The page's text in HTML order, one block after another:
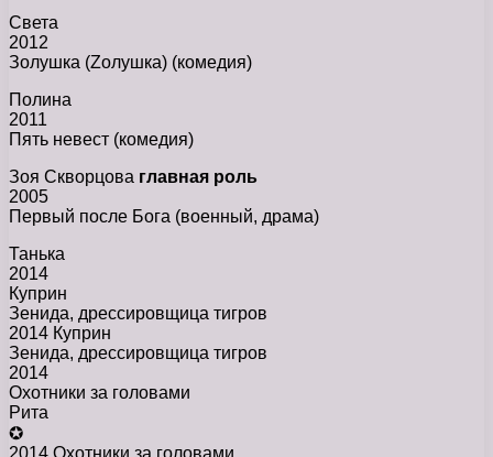
Света
2012
Золушка (Zолушка) (комедия)
Полина
2011
Пять невест (комедия)
Зоя Скворцова главная роль
2005
Первый после Бога (военный, драма)
Танька
2014
Куприн
Зенида, дрессировщица тигров
2014 Куприн
Зенида, дрессировщица тигров
2014
Охотники за головами
Рита
✪